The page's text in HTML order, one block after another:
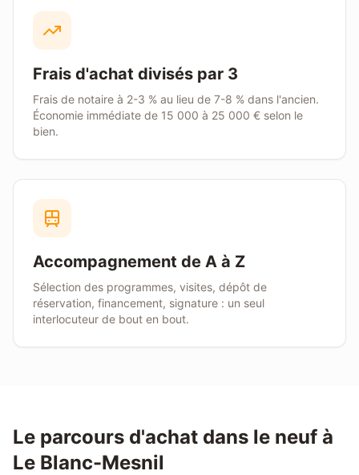
Frais d'achat divisés par 3
Frais de notaire à 2-3 % au lieu de 7-8 % dans l'ancien.
Économie immédiate de 15 000 à 25 000 € selon le
bien.
Accompagnement de A à Z
Sélection des programmes, visites, dépôt de
réservation, financement, signature : un seul
interlocuteur de bout en bout.
Le parcours d'achat dans le neuf à
Le Blanc-Mesnil